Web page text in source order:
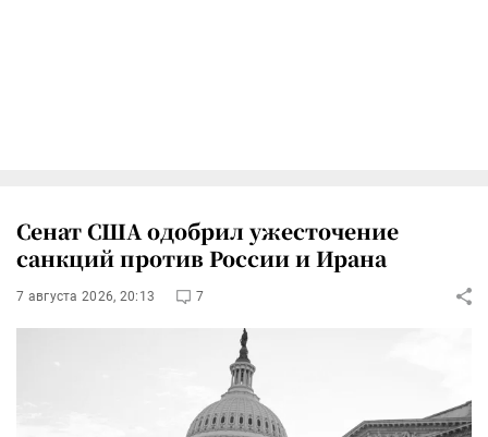
Сенат США одобрил ужесточение
санкций против России и Ирана
7 августа 2026, 20:13 7